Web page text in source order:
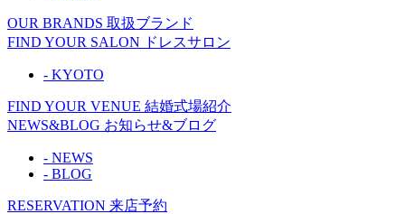
OUR BRANDS 取扱ブランド
FIND YOUR SALON ドレスサロン
- KYOTO
FIND YOUR VENUE 結婚式場紹介
NEWS&BLOG お知らせ&ブログ
- NEWS
- BLOG
RESERVATION 来店予約